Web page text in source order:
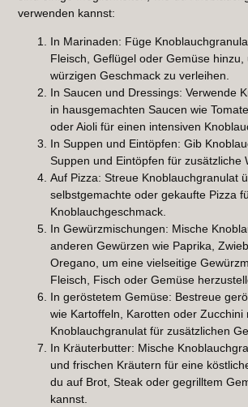
verwenden kannst:
In Marinaden: Füge
Fleisch, Geflügel oder Gemüse hinzu,
würzigen Geschmack zu verleihen.
In Saucen und Dressings: Verwende
in hausgemachten Saucen wie
oder Aioli für einen intensiven
In Suppen und Eintöpfen: Gib
Suppen und Eintöpfen für zusätzliche
Auf Pizza: Streue Knoblauchgranulat
selbstgemachte oder gekaufte Pizza
Knoblauchgeschmack.
In Gewürzmischungen: Mische
anderen Gewürzen wie Paprika,
Oregano, um eine vielseitige
Fleisch, Fisch oder Gemüse
In geröstetem Gemüse: Bestreue
wie Kartoffeln, Karotten oder Zucchini
Knoblauchgranulat für zusätzlichen
In Kräuterbutter: Mische
und frischen Kräutern für eine
du auf Brot, Steak oder gegrilltem
kannst.